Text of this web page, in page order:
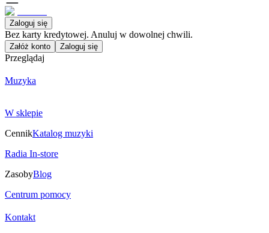
Zaloguj się
Bez karty kredytowej. Anuluj w dowolnej chwili.
Załóż konto Zaloguj się
Przeglądaj
Muzyka
W sklepie
CennikKatalog muzyki
Radia In-store
ZasobyBlog
Centrum pomocy
Kontakt